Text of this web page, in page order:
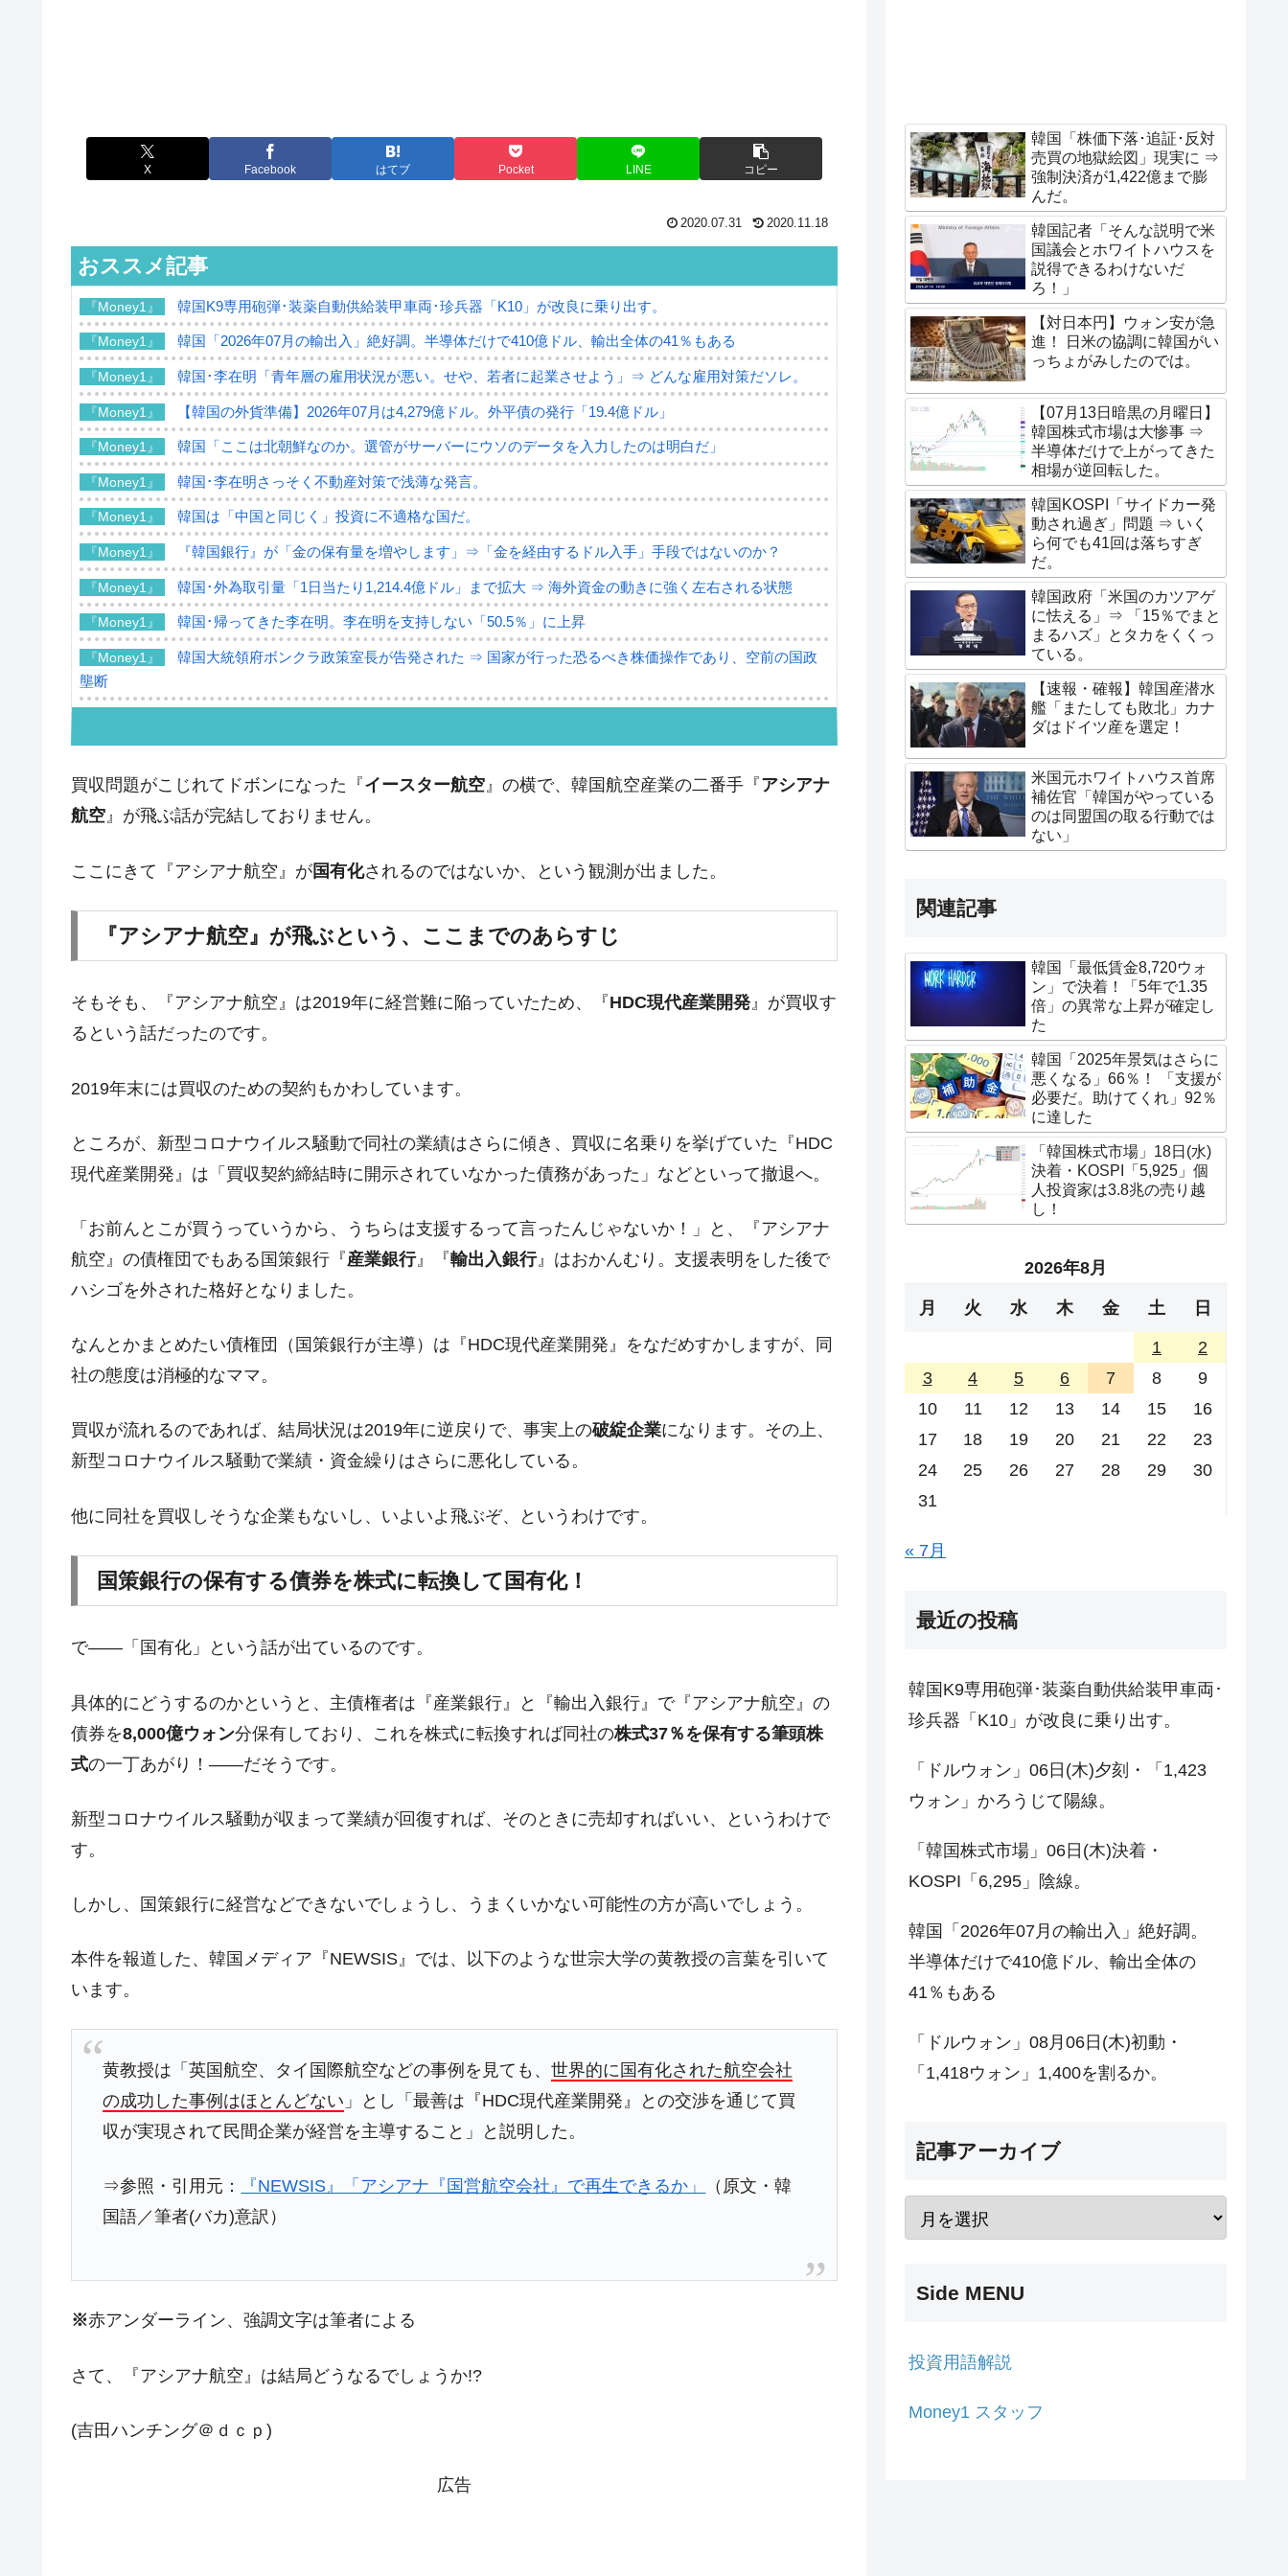
X Facebook はてブ Pocket LINE コピー
2020.07.31 2020.11.18
おススメ記事
『Money1』 韓国K9専用砲弾･装薬自動供給装甲車両･珍兵器「K10」が改良に乗り出す。
『Money1』 韓国「2026年07月の輸出入」絶好調。半導体だけで410億ドル、輸出全体の41％もある
『Money1』 韓国･李在明「青年層の雇用状況が悪い。せや、若者に起業させよう」⇒ どんな雇用対策だソレ。
『Money1』 【韓国の外貨準備】2026年07月は4,279億ドル。外平債の発行「19.4億ドル」
『Money1』 韓国「ここは北朝鮮なのか。選管がサーバーにウソのデータを入力したのは明白だ」
『Money1』 韓国･李在明さっそく不動産対策で浅薄な発言。
『Money1』 韓国は「中国と同じく」投資に不適格な国だ。
『Money1』 『韓国銀行』が「金の保有量を増やします」⇒「金を経由するドル入手」手段ではないのか？
『Money1』 韓国･外為取引量「1日当たり1,214.4億ドル」まで拡大 ⇒ 海外資金の動きに強く左右される状態
『Money1』 韓国･帰ってきた李在明。李在明を支持しない「50.5％」に上昇
『Money1』
韓国大統領府ボンクラ政策室長が告発された ⇒ 国家が行った恐るべき株価操作であり、空前の国政
壟断
中国だけが鉄鋼輸出を異常増加させる ⇒ 中国の過剰生産が世界を蝕む。
『Money1』 韓国製造業「半導体絶好調」のウラで他業種は全般的「不調」⇒ PSIが示す現況は決して良くない。
『Money1』 【米韓激突案件】韓国消費者院が『クーパン』1人当たり賠償10万ウォンを認定 ⇒ 総額3兆7,000億
『Money1』 【対日本円】ウォン安が急進！ 日米の協調に韓国がいっちょがみしたのでは。
『Money1』
韓国政府『BYD』車への補助金を全廃 ⇒ 実は韓国で『BYD』車は売れている。6カ月で対前年同期比
ドを掲げる「在韓反米勢力」
『Money1』 韓国政府「2035年までに18.4GW規模のAIデータセンター整備」⇒ だから無理だってば。
『Money1』 韓国『国民年金公団』株価暴落で200兆蒸発。
『Money1』 韓国政府「ニセＫ-ブランドを通報しようキャンペーン」⇒ あの名物教授も登場！
『Money1』 韓国「橋が落ちました」⇒ 耐久性「なさすぎ」では。
『Money1』 韓国鉄鋼最大手『POSCO』ズブズブ沈む。営業利益80.2％も減少
『Money1』
米国下院「韓国の公務員個人をターゲットにぶん殴る法案」提出！⇒ クーパン問題は合衆国企業に対
『Money1』 韓国ボンクラ政策室長･金容範、株価暴落に他人事のような発言。
『Money1』 韓国半導体『SKハイニックス』2026年2Qの業績「史上最高益」当期純利益は前年同期比13.4倍に。
『Money1』 韓国･加徳島新国際空港「またも暗礁」の危機 ⇒ 10.7兆では損が出るからできない。
『Money1』
【速報】韓国株式市場の暴落・本日07月29日(水)もサイドカー・サーキットブレイカーの二段コンボ
『Money1』 IT産業は人を雇用する効果は低い。全産業の半分未満しか雇用を生まない
『Money1』 韓国「2026年1Q 資金循環統計」面白い結果に。
『Money1』 韓国株式市場･暗黒の火曜日。サーキットブレイカーも発動！ 半導体2銘柄の暴落
Fact1 夏の甲子園、優勝校を最も多く輩出している都道府県とは？
Fact1 今話題の「楽天ライオンズ」とは？
Fact1 全て勝つといくら？ 競馬GI競走で勝利騎手がもらえる賞金とは？
Fact1 発表から2日で大崩壊、鳴かず飛ばずに終わりそうなスーパーリーグとは？
Fact1 甲子園通算本塁打、最多の清原に次いで多く打っている意外な選手とは？
Fact1
買収問題がこじれてドボンになった『イースター航空』の横で、韓国航空産業の二番手『アシアナ
航空』が飛ぶ話が完結しておりません。
ここにきて『アシアナ航空』が国有化されるのではないか、という観測が出ました。
『アシアナ航空』が飛ぶという、ここまでのあらすじ
そもそも、『アシアナ航空』は2019年に経営難に陥っていたため、『HDC現代産業開発』が買収す
るという話だったのです。
2019年末には買収のための契約もかわしています。
ところが、新型コロナウイルス騒動で同社の業績はさらに傾き、買収に名乗りを挙げていた『HDC
現代産業開発』は「買収契約締結時に開示されていなかった債務があった」などといって撤退へ。
「お前んとこが買うっていうから、うちらは支援するって言ったんじゃないか！」と、『アシアナ
航空』の債権団でもある国策銀行『産業銀行』『輸出入銀行』はおかんむり。支援表明をした後で
ハシゴを外された格好となりました。
なんとかまとめたい債権団（国策銀行が主導）は『HDC現代産業開発』をなだめすかしますが、同
社の態度は消極的なママ。
買収が流れるのであれば、結局状況は2019年に逆戻りで、事実上の破綻企業になります。その上、
新型コロナウイルス騒動で業績・資金繰りはさらに悪化している。
他に同社を買収しそうな企業もないし、いよいよ飛ぶぞ、というわけです。
国策銀行の保有する債券を株式に転換して国有化！
で――「国有化」という話が出ているのです。
具体的にどうするのかというと、主債権者は『産業銀行』と『輸出入銀行』で『アシアナ航空』の
債券を8,000億ウォン分保有しており、これを株式に転換すれば同社の株式37％を保有する筆頭株
式の一丁あがり！――だそうです。
新型コロナウイルス騒動が収まって業績が回復すれば、そのときに売却すればいい、というわけで
す。
しかし、国策銀行に経営などできないでしょうし、うまくいかない可能性の方が高いでしょう。
本件を報道した、韓国メディア『NEWSIS』では、以下のような世宗大学の黄教授の言葉を引いて
います。
黄教授は「英国航空、タイ国際航空などの事例を見ても、世界的に国有化された航空会社
の成功した事例はほとんどない 」とし「最善は『HDC現代産業開発』との交渉を通じて買
収が実現されて民間企業が経営を主導すること」と説明した。
⇒参照・引用元： 『NEWSIS』「アシアナ『国営航空会社』で再生できるか」
（原文・韓
国語／筆者(バカ)意訳）
※赤アンダーライン、強調文字は筆者による
さて、『アシアナ航空』は結局どうなるでしょうか!?
(吉田ハンチング＠ｄｃｐ)
広告
韓国「株価下落･追証･反対
売買の地獄絵図」現実に ⇒
強制決済が1,422億まで膨
んだ。
韓国記者「そんな説明で米
国議会とホワイトハウスを
説得できるわけないだ
ろ！」
【対日本円】ウォン安が急
進！ 日米の協調に韓国がい
っちょがみしたのでは。
【07月13日暗黒の月曜日】
韓国株式市場は大惨事 ⇒
半導体だけで上がってきた
相場が逆回転した。
韓国KOSPI「サイドカー発
動され過ぎ」問題 ⇒ いく
ら何でも41回は落ちすぎ
だ。
韓国政府「米国のカツアゲ
に怯える」⇒ 「15％でまと
まるハズ」とタカをくくっ
ている。
【速報・確報】韓国産潜水
艦「またしても敗北」カナ
ダはドイツ産を選定！
米国元ホワイトハウス首席
補佐官「韓国がやっている
のは同盟国の取る行動では
ない」
関連記事
韓国「最低賃金8,720ウォ
ン」で決着！「5年で1.35
倍」の異常な上昇が確定し
た
韓国「2025年景気はさらに
悪くなる」66％！ 「支援が
必要だ。助けてくれ」92％
に達した
「韓国株式市場」18日(水)
決着・KOSPI「5,925」個
人投資家は3.8兆の売り越
し！
2026年8月
月 火 水 木 金 土 日
1
2
3
4 5 6 7 8
9
10
11 12 13 14 15
16
17
18 19 20 21 22
23
24
25 26 27 28 29
30
31
« 7月
最近の投稿
韓国K9専用砲弾･装薬自動供給装甲車両･
珍兵器「K10」が改良に乗り出す。
「ドルウォン」06日(木)夕刻・「1,423
ウォン」かろうじて陽線。
「韓国株式市場」06日(木)決着・
KOSPI「6,295」陰線。
韓国「2026年07月の輸出入」絶好調。
半導体だけで410億ドル、輸出全体の
41％もある
「ドルウォン」08月06日(木)初動・
「1,418ウォン」1,400を割るか。
記事アーカイブ
Side MENU
投資用語解説
Money1 スタッフ